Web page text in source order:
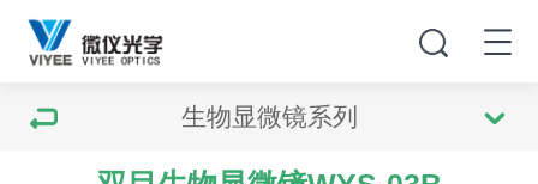
生物显微镜系列